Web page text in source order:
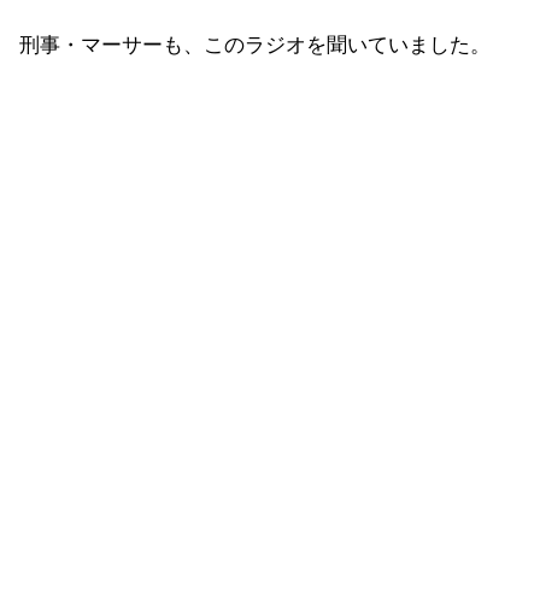
刑事・マーサーも、このラジオを聞いていました。